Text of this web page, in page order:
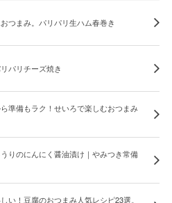
つまみ。パリパリ生ハム春巻き
パリチーズ焼き
準備もラク！せいろで楽しむおつまみ
うりのにんにく醤油漬け｜やみつき常備
い！豆腐のおつまみ人気レシピ23選。